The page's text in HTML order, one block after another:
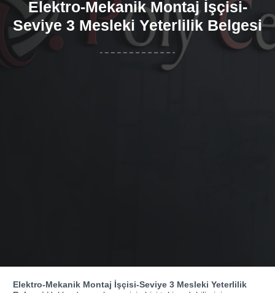
Elektro-Mekanik Montaj İşçisi-
Seviye 3 Mesleki Yeterlilik Belgesi
Elektro-Mekanik Montaj İşçisi-Seviye 3 Mesleki Yeterlilik